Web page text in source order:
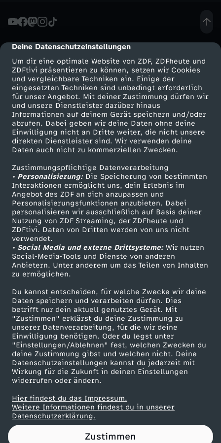
cmp-dialog-description
Deine Datenschutzeinstellungen
Um dir eine optimale Website von ZDF, ZDFheute und
ZDFtivi präsentieren zu können, setzen wir Cookies
und vergleichbare Techniken ein. Einige der
eingesetzten Techniken sind unbedingt erforderlich
für unser Angebot. Mit deiner Zustimmung dürfen wir
und unsere Dienstleister darüber hinaus
Informationen auf deinem Gerät speichern und/oder
abrufen. Dabei geben wir deine Daten ohne deine
Einwilligung nicht an Dritte weiter, die nicht unsere
direkten Dienstleister sind. Wir verwenden deine
Daten auch nicht zu kommerziellen Zwecken.
Zustimmungspflichtige Datenverarbeitung
• Personalisierung:Die Speicherung von bestimmten
Interaktionen ermöglicht uns, dein Erlebnis im
Angebot des ZDF an dich anzupassen und
Personalisierungsfunktionen anzubieten. Dabei
personalisieren wir ausschließlich auf Basis deiner
Nutzung von ZDF Streaming, der ZDFheute und
ZDFtivi. Daten von Dritten werden von uns nicht
verwendet.
• Social Media und externe Drittsysteme:Wir nutzen
Social-Media-Tools und Dienste von anderen
Anbietern. Unter anderem um das Teilen von Inhalten
zu ermöglichen.
Du kannst entscheiden, für welche Zwecke wir deine
Daten speichern und verarbeiten dürfen. Dies
betrifft nur dein aktuell genutztes Gerät. Mit
"Zustimmen" erklärst du deine Zustimmung zu
unserer Datenverarbeitung, für die wir deine
Einwilligung benötigen. Oder du legst unter
"Einstellungen/Ablehnen" fest, welchen Zwecken du
deine Zustimmung gibst und welchen nicht. Deine
Datenschutzeinstellungen kannst du jederzeit mit
Wirkung für die Zukunft in deinen Einstellungen
widerrufen oder ändern.
Hier findest du das Impressum.
Weitere Informationen findest du in unserer
Datenschutzerklärung.
Zustimmen
u
c
h
?
S
o
e
n
t
s
c
h
e
i
d
e
s
t
Mehr ZDF
ZDF-Apps
Smart TV
ZDFtext
Livestreams
Sendungen A-Z
TV-Programm
Service
ZDFmitreden
Kontakt zum ZDF
Tickets
Zuschauerservice
Hilfe
ZDF Unternehmen
Karriere
ZDF goes Schule
Werbefernsehen
Mainzelmännchen
Partner